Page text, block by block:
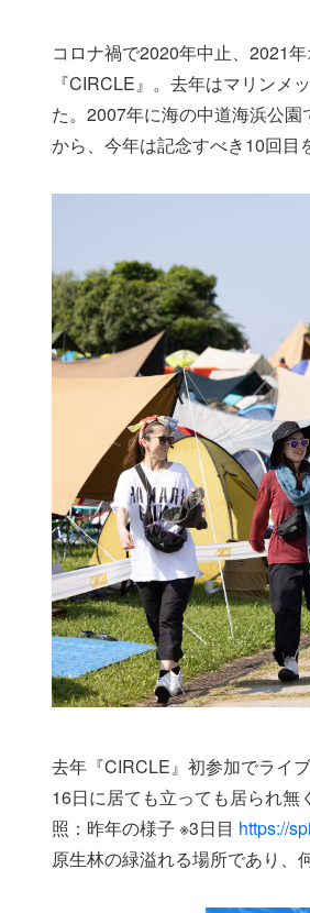
コロナ禍で2020年中止、2021
『CIRCLE』。去年はマリンメ
た。2007年に海の中道海浜公
から、今年は記念すべき10回目
去年『CIRCLE』初参加でライ
16日に居ても立っても居られ
照：昨年の様子 ※3日目 https://
原生林の緑溢れる場所であり、